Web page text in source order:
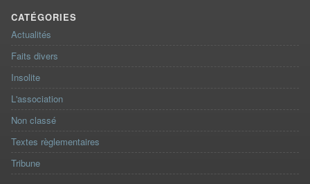
CATÉGORIES
Actualités
Faits divers
Insolite
L'association
Non classé
Textes règlementaires
Tribune